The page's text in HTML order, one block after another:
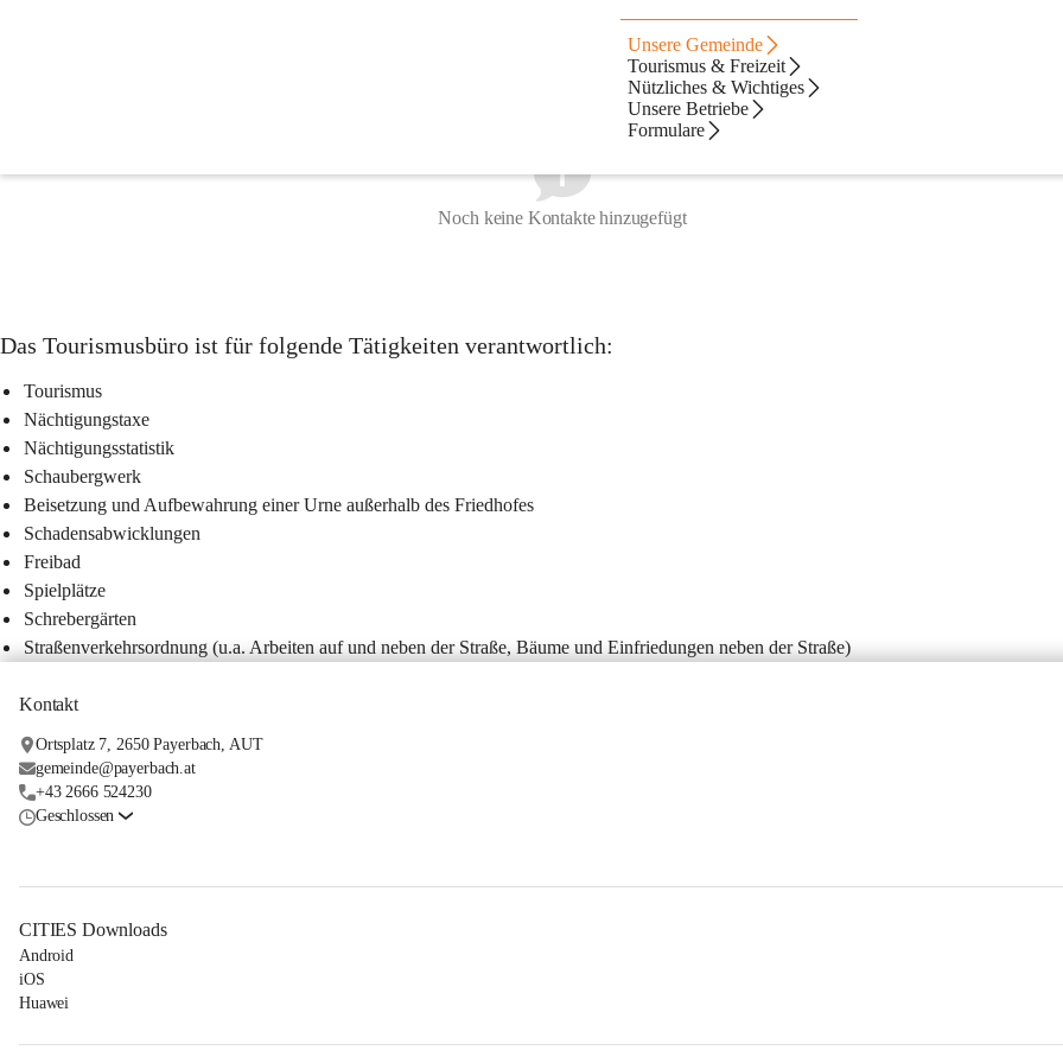
Unsere Gemeinde
Tourismus & Freizeit
Nützliches & Wichtiges
Unsere Betriebe
Formulare
Tourismus & div. Angelegenheiten
Noch keine Kontakte hinzugefügt
Das Tourismusbüro ist für folgende Tätigkeiten verantwortlich:
Tourismus
Nächtigungstaxe
Nächtigungsstatistik
Schaubergwerk
Beisetzung und Aufbewahrung einer Urne außerhalb des Friedhofes
Schadensabwicklungen
Freibad
Spielplätze
Schrebergärten
Straßenverkehrsordnung (u.a. Arbeiten auf und neben der Straße, Bäume und Einfriedungen neben der Straße)
Kontakt
Ortsplatz 7, 2650 Payerbach, AUT
gemeinde@payerbach.at
+43 2666 524230
Geschlossen
CITIES Downloads
Android
iOS
Huawei